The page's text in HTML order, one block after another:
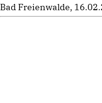
Bad Freienwalde,